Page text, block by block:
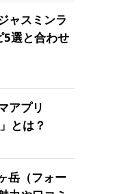
ャスミンラ
5選と合わせ
アプリ
とは？
岳（フォー